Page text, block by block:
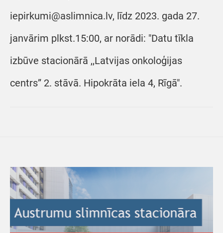
iepirkumi@aslimnica.lv, līdz 2023. gada 27.
janvārim plkst.15:00, ar norādi: "Datu tīkla
izbūve stacionārā ,,Latvijas onkoloģijas
centrs” 2. stāvā. Hipokrāta iela 4, Rīgā".